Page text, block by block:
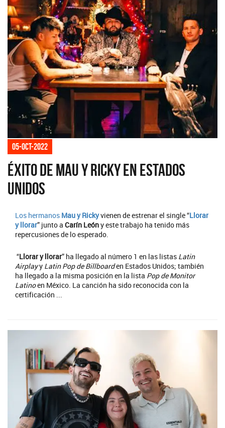
05-oct-2022
Éxito de Mau y Ricky en Estados
Unidos
Los hermanos Mau y Rickyvienen de estrenar el single “Llorar
y llorar” junto a Carín Leóny este trabajo ha tenido más
repercusiones de lo esperado.
“Llorar y llorar” ha llegado al número 1 en las listas Latin
Airplayy Latin Pop de Billboarden Estados Unidos; también
ha llegado a la misma posición en la lista Pop de Monitor
Latinoen México. La canción ha sido reconocida con la
certificación ...